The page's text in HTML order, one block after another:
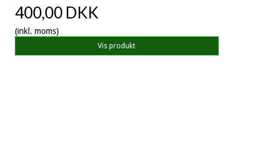
400,00 DKK
(inkl. moms)
Vis produkt